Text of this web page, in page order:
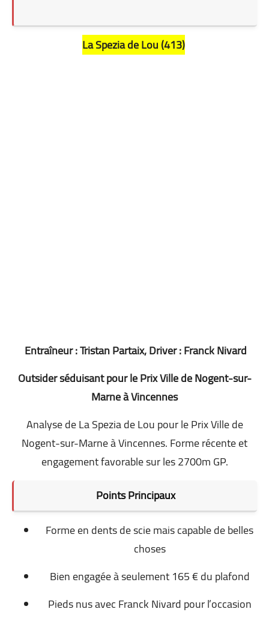
La Spezia de Lou (413)
Entraîneur : Tristan Partaix, Driver : Franck Nivard
Outsider séduisant pour le Prix Ville de Nogent-sur-
Marne à Vincennes
Analyse de La Spezia de Lou pour le Prix Ville de
Nogent-sur-Marne à Vincennes. Forme récente et
engagement favorable sur les 2700m GP.
Points Principaux
Forme en dents de scie mais capable de belles
choses
Bien engagée à seulement 165 € du plafond
Pieds nus avec Franck Nivard pour l’occasion